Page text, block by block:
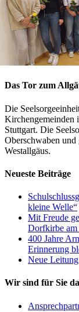
Das Tor zum
Die
Kirchengemeinden
Stuttgart. Die
Oberschwaben und
Westallgäus.
Neueste Beiträge
kleine Welle“
Mit Freude
Dorfkirbe
400 Jahre
Erinnerung
Neue
Wir sind für Sie